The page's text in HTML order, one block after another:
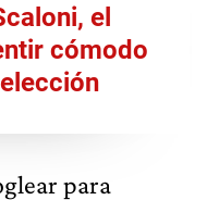
el
cómodo
para